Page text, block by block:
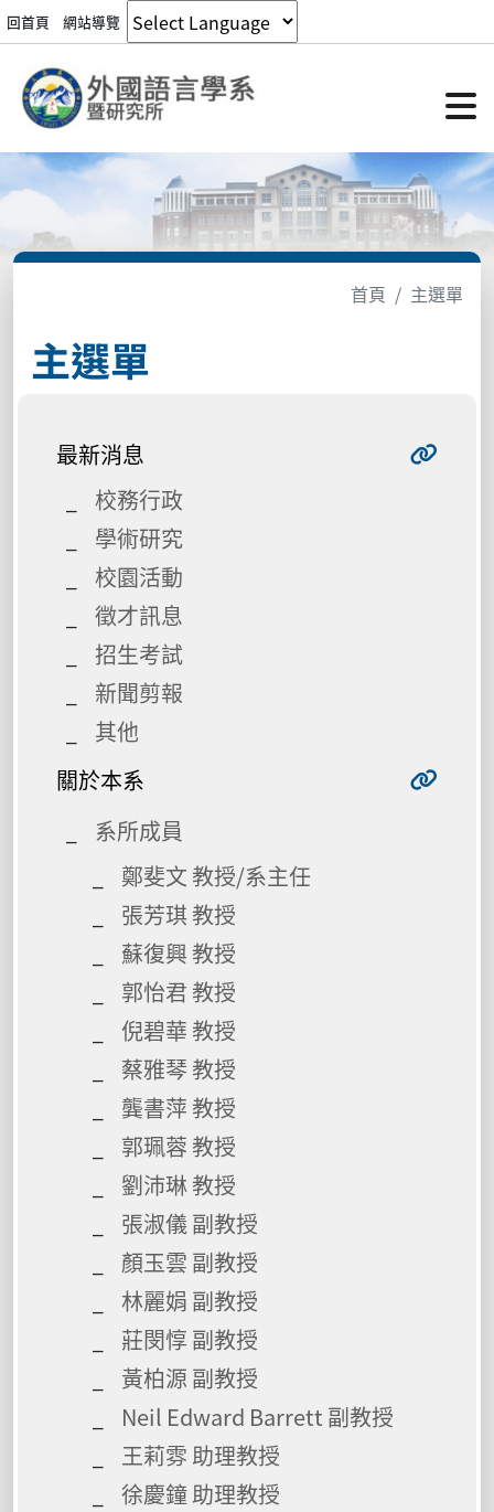
回首頁 網站導覽
首頁 主選單
主選單
最新消息
校務行政
學術研究
校園活動
徵才訊息
招生考試
新聞剪報
其他
關於本系
系所成員
鄭斐文 教授/系主任
張芳琪 教授
蘇復興 教授
郭怡君 教授
倪碧華 教授
蔡雅琴 教授
龔書萍 教授
郭珮蓉 教授
劉沛琳 教授
張淑儀 副教授
顏玉雲 副教授
林麗娟 副教授
莊閔惇 副教授
黃柏源 副教授
Neil Edward Barrett 副教授
王莉雰 助理教授
徐慶鐘 助理教授